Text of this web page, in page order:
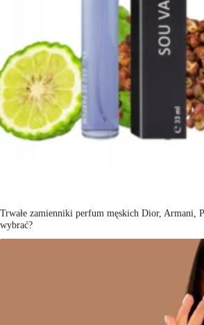
Trwałe zamienniki perfum męskich Dior, Armani,
wybrać?